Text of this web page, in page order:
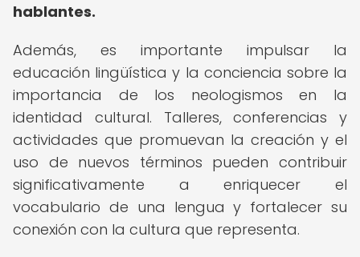
hablantes.
Además, es importante impulsar la
educación lingüística y la conciencia sobre la
importancia de los neologismos en la
identidad cultural. Talleres, conferencias y
actividades que promuevan la creación y el
uso de nuevos términos pueden contribuir
significativamente a enriquecer el
vocabulario de una lengua y fortalecer su
conexión con la cultura que representa.